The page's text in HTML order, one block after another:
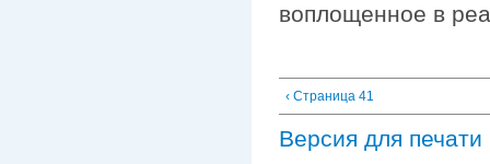
воплощенное в
‹ Страница 41
Версия для печати